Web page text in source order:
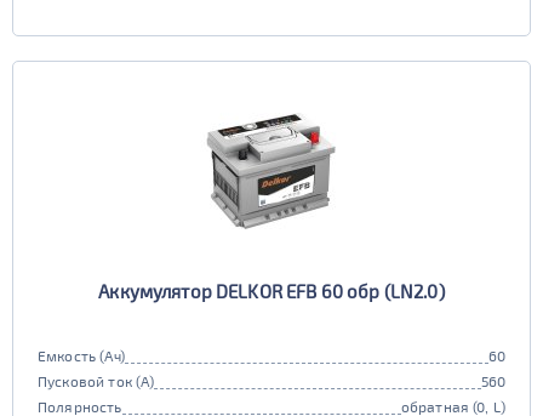
Аккумулятор DELKOR EFB 60 обр (LN2.0)
Емкость (Ач)
60
Пусковой ток (А)
560
Полярность
обратная (0, L)